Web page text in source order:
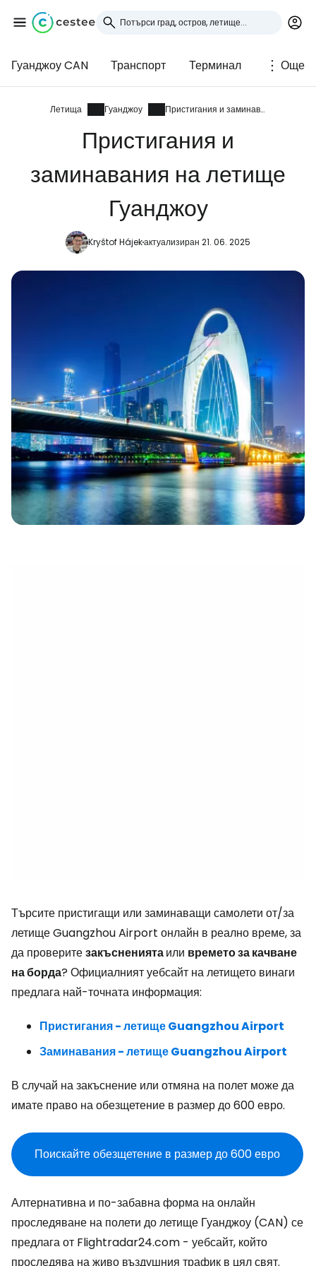
Гуанджоу CAN Транспорт Терминал Още
Летища Гуанджоу Пристигания и заминавания
Пристигания и
заминавания на летище
Гуанджоу
Kryštof Hájekактуализиран 21. 06. 2025
Търсите пристигащи или заминаващи самолети от/за
летище Guangzhou Airport онлайн в реално време, за
да проверитезакъснениятаили времето за качване
на борда? Официалният уебсайт на летището винаги
предлага най-точната информация:
Пристигания - летище Guangzhou Airport
Заминавания - летище Guangzhou Airport
В случай на закъснение или отмяна на полет може да
имате право на обезщетение в размер до 600 евро.
Поискайте обезщетение в размер до 600 евро
Алтернативна и по-забавна форма на онлайн
проследяване на полети до летище Гуанджоу (CAN) се
предлага от Flightradar24.com - уебсайт, който
проследява на живо въздушния трафик в цял свят.
Влезте в Cestee
... световната общност на туристите
Продължете с Facebook
Продължете с имейл